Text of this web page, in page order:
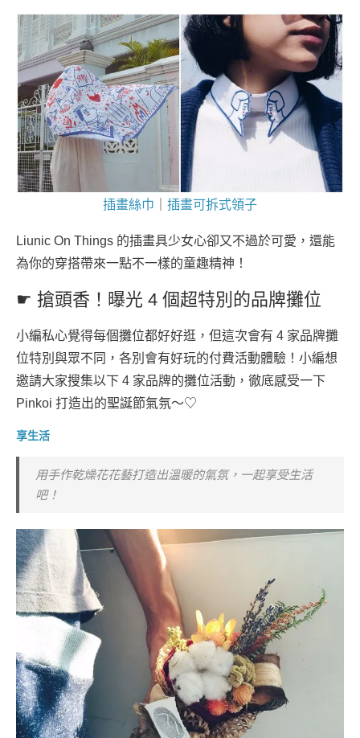
插畫絲巾 插畫可拆式領子
Liunic On Things 的插畫具少女心卻又不過於可愛，還能
為你的穿搭帶來一點不一樣的童趣精神！
☛ 搶頭香！曝光 4 個超特別的品牌攤位
小編私心覺得每個攤位都好好逛，但這次會有 4 家品牌攤
位特別與眾不同，各別會有好玩的付費活動體驗！小編想
邀請大家搜集以下 4 家品牌的攤位活動，徹底感受一下
Pinkoi 打造出的聖誕節氣氛～♡
享生活
用手作乾燥花花藝打造出溫暖的氣氛，一起享受生活
吧！